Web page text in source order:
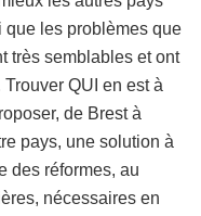
que les problèmes que
très semblables et ont
QUI en est à
de Brest à
pays, une solution à
des réformes, au
nécessaires en